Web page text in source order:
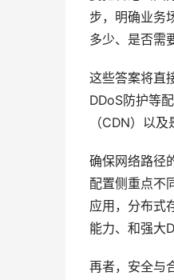
步，明确业务
多少、是否需
这些答案将直
DDoS防护等
（CDN）以
确保网络路径
配置侧重点不
应用，分布式
能力、和强大
再者，安全与